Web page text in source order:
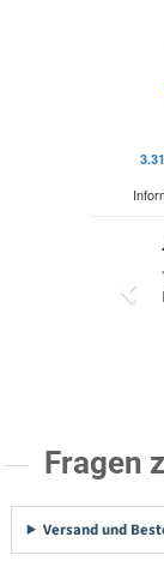
Fragen
Versand und